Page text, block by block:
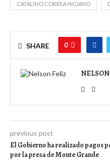
CATALINO CORREA HICIANO
SHARE 0
previous post
El Gobierno ha realizado pagos
por la presa de Monte Grande